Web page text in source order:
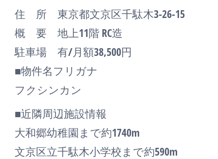
住 所 東京都文京区千駄木3-26-15
概 要 地上11階 RC造
駐車場 有/月額38,500円
■物件名フリガナ
フクシンカン
■近隣周辺施設情報
大和郷幼稚園まで約1740m
文京区立千駄木小学校まで約590m